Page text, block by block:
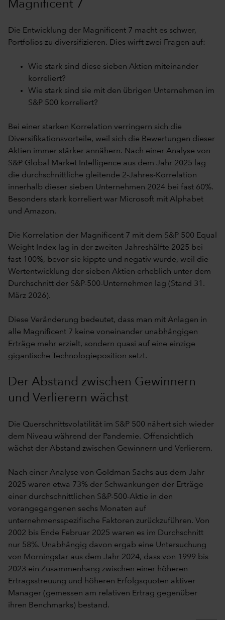
Magnificent 7
Die Entwicklung der Magnificent 7 macht es schwer,
Portfolios zu diversifizieren. Dies wirft zwei Fragen auf:
Wie stark sind diese sieben Aktien miteinander
korreliert?
Wie stark sind sie mit den übrigen Unternehmen im
S&P 500 korreliert?
Bei einer starken Korrelation verringern sich die
Diversifikationsvorteile, weil sich die Bewertungen dieser
Aktien immer stärker annähern. Nach einer Analyse von
S&P Global Market Intelligence aus dem Jahr 2025 lag
die durchschnittliche gleitende 2-Jahres-Korrelation
innerhalb dieser sieben Unternehmen 2024 bei fast 60%.
Besonders stark korreliert war Microsoft mit Alphabet
und Amazon.
Die Korrelation der Magnificent 7 mit dem S&P 500 Equal
Weight Index lag in der zweiten Jahreshälfte 2025 bei
fast 100%, bevor sie kippte und negativ wurde, weil die
Wertentwicklung der sieben Aktien erheblich unter dem
Durchschnitt der S&P-500-Unternehmen lag (Stand 31.
März 2026).
Diese Veränderung bedeutet, dass man mit Anlagen in
alle Magnificent 7 keine voneinander unabhängigen
Erträge mehr erzielt, sondern quasi auf eine einzige
gigantische Technologieposition setzt.
Der Abstand zwischen Gewinnern
und Verlierern wächst
Die Querschnittsvolatilität im S&P 500 nähert sich wieder
dem Niveau während der Pandemie. Offensichtlich
wächst der Abstand zwischen Gewinnern und Verlierern.
Nach einer Analyse von Goldman Sachs aus dem Jahr
2025 waren etwa 73% der Schwankungen der Erträge
einer durchschnittlichen S&P-500-Aktie in den
vorangegangenen sechs Monaten auf
unternehmensspezifische Faktoren zurückzuführen. Von
2002 bis Ende Februar 2025 waren es im Durchschnitt
nur 58%. Unabhängig davon ergab eine Untersuchung
von Morningstar aus dem Jahr 2024, dass von 1999 bis
2023 ein Zusammenhang zwischen einer höheren
Ertragsstreuung und höheren Erfolgsquoten aktiver
Manager (gemessen am relativen Ertrag gegenüber
ihren Benchmarks) bestand.